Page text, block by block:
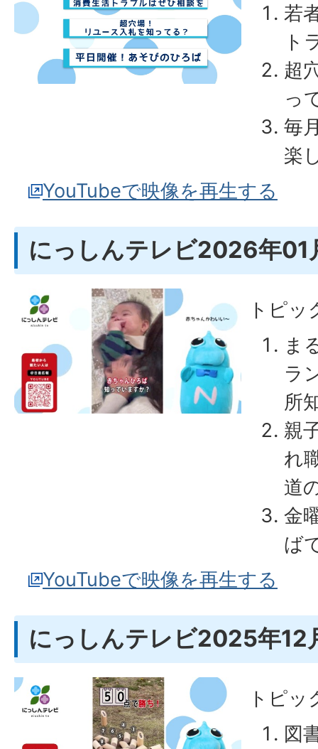
若
ト
超
っ
毎
楽
YouTubeで映像を再生する
にっしんテレビ2026年01
トピッ
ま
ラ
所
親
れ
道
金
ば
YouTubeで映像を再生する
にっしんテレビ2025年12
トピッ
図